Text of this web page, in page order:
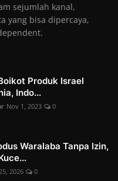
sejumlah kanal,
yang bisa dipercaya,
Produk Israel
Indo...
Nov 1, 2023 0
Waralaba Tanpa Izin,
2026 0